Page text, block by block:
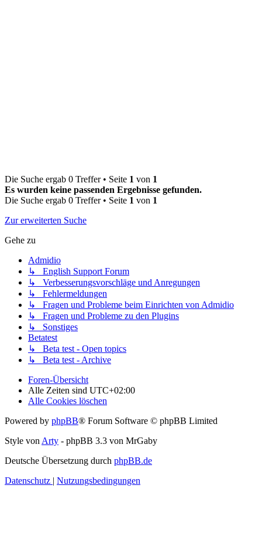
Die Suche ergab 0 Treffer • Seite 1 von 1
Es wurden keine passenden Ergebnisse gefunden.
Die Suche ergab 0 Treffer • Seite 1 von 1
Zur erweiterten Suche
Gehe zu
Admidio
↳ English Support Forum
↳ Verbesserungsvorschläge und Anregungen
↳ Fehlermeldungen
↳ Fragen und Probleme beim Einrichten von Admidio
↳ Fragen und Probleme zu den Plugins
↳ Sonstiges
Betatest
↳ Beta test - Open topics
↳ Beta test - Archive
Foren-Übersicht
Alle Zeiten sind UTC+02:00
Alle Cookies löschen
Powered by phpBB® Forum Software © phpBB Limited
Style vonArty - phpBB 3.3 von MrGaby
Deutsche Übersetzung durch phpBB.de
Datenschutz | Nutzungsbedingungen